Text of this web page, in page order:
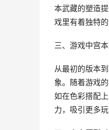
本武藏的塑造
戏里有着独特的
三、游戏中宫
从最初的版本
象。随着游戏
如在色彩搭配
力，吸引更多玩